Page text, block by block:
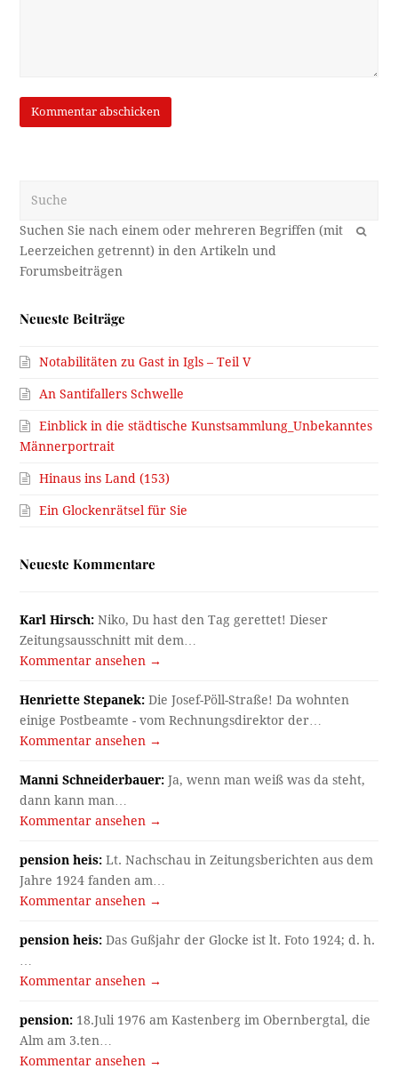
OK
Neueste Beiträge
Notabilitäten zu Gast in Igls – Teil V
An Santifallers Schwelle
Einblick in die städtische Kunstsammlung_Unbekanntes
Männerportrait
Hinaus ins Land (153)
Ein Glockenrätsel für Sie
Neueste Kommentare
Karl Hirsch: Niko, Du hast den Tag gerettet! Dieser
Zeitungsausschnitt mit dem…
Kommentar ansehen →
Henriette Stepanek: Die Josef-Pöll-Straße! Da wohnten
einige Postbeamte - vom Rechnungsdirektor der…
Kommentar ansehen →
Manni Schneiderbauer: Ja, wenn man weiß was da steht,
dann kann man…
Kommentar ansehen →
pension heis: Lt. Nachschau in Zeitungsberichten aus dem
Jahre 1924 fanden am…
Kommentar ansehen →
pension heis: Das Gußjahr der Glocke ist lt. Foto 1924; d. h.
Kommentar ansehen →
pension: 18.Juli 1976 am Kastenberg im Obernbergtal, die
Alm am 3.ten…
Kommentar ansehen →